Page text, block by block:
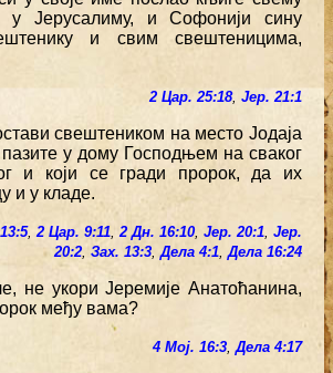
у Јерусалиму, и Софонији сину
и свим свештеницима,
2 Цар. 25:18, Јер. 21:1
свештеником на место Јодаја
у дому Господњем на сваког
и који се гради пророк, да их
и у кладе.
,2 Цар. 9:11,2 Дн. 16:10, Јер. 20:1, Јер.
20:2, Зах. 13:3,Дела 4:1,Дела 16:24
не укори Јеремије Анатоћанина,
међу вама?
4 Мој. 16:3,Дела 4:17